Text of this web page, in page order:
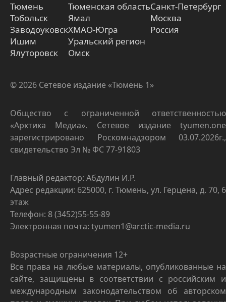
Тюмень
Тобольск
Заводоуковск
Ишим
Ялуторовск
Тюменская область
Ямал
ХМАО-Югра
Уральский регион
Омск
Санкт-Петербург
Москва
Россия
© 2026 Сетевое издание «Тюмень 1»
Общество с ограниченной ответственностью
«Арктика Медиа». Сетевое издание tyumen.one
зарегистрировано Роскомнадзором 03.07.2026г.,
свидетельство Эл № ФС 77-91803
Главный редактор: Абдулин И.Р.
Адрес редакции: 625000, г. Тюмень, ул. Герцена, д. 70, 6
этаж
Телефон: 8 (3452)55-55-89
Электронная почта: tyumen1@arctic-media.ru
Возрастные ограничения 12+
Все права на любые материалы, опубликованные на
сайте, защищены в соответствии с российским и
международным законодательством об авторском